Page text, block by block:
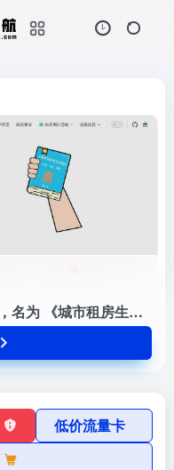
一个提供租房指南的平台，名为 《城市租房生存指南》。这个网站帮助用户在城市中找到合适的租房，提供省钱、安心、避坑的租房小白修炼手册。包括了租前准备、租中管理、租后事宜等方面的硬核知识，还有法律法规、表格模板、维权指南等租房工具箱。
低价流量卡